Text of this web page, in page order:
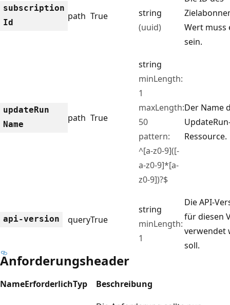
subscription
Id
path True
string
(uuid)
Wert muss
sein.
updateRun
Name
path True
string
minLength:
1
maxLength:
50
pattern:
^[a-z0-9]([-
a-z0-9]*[a-
z0-9])?$
Der Name
Ressource.
api-version queryTrue
string
minLength:
1
Die API-
für diesen
verwendet
soll.
Anforderungsheader
NameErforderlichTyp Beschreibung